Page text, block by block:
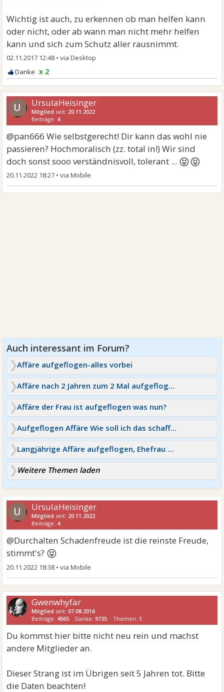
Wichtig ist auch, zu erkennen ob man helfen kann
oder nicht, oder ab wann man nicht mehr helfen
kann und sich zum Schutz aller rausnimmt.
02.11.2017 12:48 •
x 2
UrsulaHeisinger
Mitglied seit: 20.11.2022
Beiträge: 4
@pan666 Wie selbstgerecht! Dir kann das wohl nie
passieren? Hochmoralisch (zz. total in!) Wir sind
doch sonst sooo verständnisvoll, tolerant ... 😝😝
20.11.2022 18:27 •
Affäre aufgeflogen-alles vorbei
Affäre nach 2 Jahren zum 2 Mal aufgeflogen- beendet
Affäre der Frau ist aufgeflogen was nun?
Aufgeflogen Affäre Wie soll ich das schaffen
Langjährige Affäre aufgeflogen, Ehefrau verzeiht alles
Weitere Themen laden
UrsulaHeisinger
Mitglied seit: 20.11.2022
Beiträge: 4
@Durchalten Schadenfreude ist die reinste Freude,
stimmt's? 😝
20.11.2022 18:38 •
Gwenwhyfar
Mitglied seit:07.08.2016
Beiträge: 4565 Danke:9735 Themen: 1
Du kommst hier bitte nicht neu rein und machst
andere Mitglieder an.
Dieser Strang ist im Übrigen seit 5 Jahren tot. Bitte
die Daten beachten!